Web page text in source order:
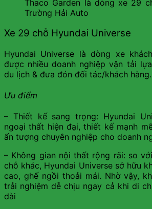
Thaco Garden là dòng xe 29
Trường Hải Auto
Xe 29 chỗ Hyundai Universe
Hyundai Universe là dòng xe
được nhiều doanh nghiệp vận tải
du lịch & đưa đón đối tác/khách hàng.
Ưu điểm
– Thiết kế sang trọng: Hyundai
ngoại thất hiện đại, thiết kế mạnh
ấn tượng chuyên nghiệp cho doanh
– Không gian nội thất rộng rãi: so
chỗ khác, Hyundai Universe sở hữu
cao, ghế ngồi thoải mái. Nhờ vậy,
trải nghiệm dễ chịu ngay cả khi di
dài